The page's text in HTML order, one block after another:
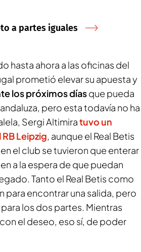
a partes iguales
hasta ahora a las oficinas del
prometió elevar su apuesta y
los próximos díasque pueda
pero esta todavía no ha
Sergi Altimiratuvo un
Leipzig, aunque el Real Betis
el club se tuvieron que enterar
a la espera de que puedan
Tanto el Real Betis como
encontrar una salida, pero
los dos partes. Mientras
el deseo, eso sí, de poder